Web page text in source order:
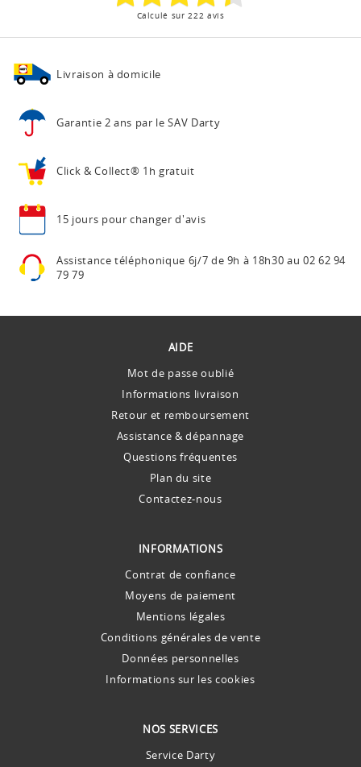
Calculé sur 222 avis
Livraison à domicile
Garantie 2 ans par le SAV Darty
Click & Collect® 1h gratuit
15 jours pour changer d'avis
Assistance téléphonique 6j/7 de 9h à 18h30 au 02 62 94
79 79
AIDE
Mot de passe oublié
Informations livraison
Retour et remboursement
Assistance & dépannage
Questions fréquentes
Plan du site
Contactez-nous
INFORMATIONS
Contrat de confiance
Moyens de paiement
Mentions légales
Conditions générales de vente
Données personnelles
Informations sur les cookies
NOS SERVICES
Service Darty